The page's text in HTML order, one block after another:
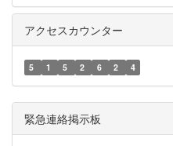
アクセスカウンター
5 1 5 2 6 2 4
緊急連絡掲示板